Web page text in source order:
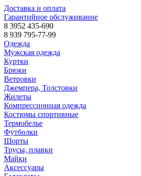
Доставка и оплата
Гарантийное обслуживание
8 3952 435-690
8 939 795-77-99
Одежда
Мужская одежда
Куртки
Брюки
Ветровки
Джемпера, Толстовки
Жилеты
Компрессионная одежда
Костюмы спортивные
Термобелье
Футболки
Шорты
Трусы, плавки
Майки
Аксессуары